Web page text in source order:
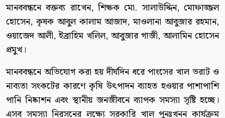
মানববন্ধনে বক্তব্য রাখেন, শিক্ষক মো. সালাউদ্দিন, মোফাজ্জল
হোসেন, কৃষক আবুল কালাম আজাদ, মাওলানা আবুজার রহমান,
ওয়াজেদ আলী, ইব্রাহিম খলিল, আবুজার গাজী, আলামিন হোসেন
প্রমুখ।
মানববন্ধনে অভিযোগ করা হয় দীর্ঘদিন ধরে পাংসের খাল ভরাট ও
নাব্যতা সংকটের কারণে কৃষি উৎপাদন ব্যাহত হওয়ার পাশাপাশি
পানি নিষ্কাশন এবং স্থানীয় জনজীবনে ব্যাপক সমস্যা সৃষ্টি হচ্ছে।
এসব সমস্যা নিরসনের লক্ষ্যে সরকারি খাল পুনঃখনন কার্যক্রম